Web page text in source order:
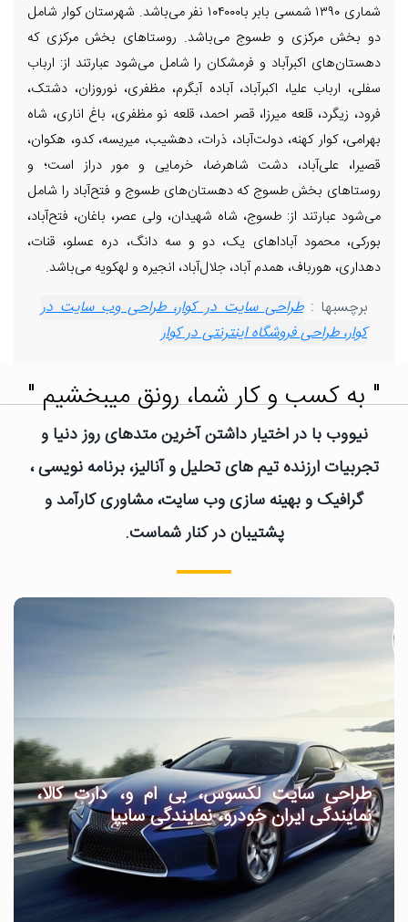
شماری ۱۳۹۰ شمسی بابر با۱۰۴۰۰۰ نفر می‌باشد. شهرستان کوار شامل
دو بخش مرکزی و طسوج می‌باشد. روستاهای بخش مرکزی که
دهستان‌های اکبرآباد و فرمشکان را شامل می‌شود عبارتند از: ارباب
سفلی، ارباب علیا، اکبرآباد، آباده آبگرم، مظفری، نوروزان، دشتک،
فرود، زیگرد، قلعه میرزا، قصر احمد، قلعه نو مظفری، باغ اناری، شاه
بهرامی، کوار کهنه، دولت‌آباد، ذرات، دهشیب، میریسه، کدو، هکوان،
قصیرا، علی‌آباد، دشت شاهرضا، خرمایی و مور دراز است؛ و
روستاهای بخش طسوج که دهستان‌های طسوج و فتح‌آباد را شامل
می‌شود عبارتند از: طسوج، شاه شهیدان، ولی عصر، باغان، فتح‌آباد،
بورکی، محمود آباداهای یک، دو و سه دانگ، دره عسلو، قنات،
دهداری، هورباف، همدم آباد، جلال‌آباد، انجیره و لهکویه می‌باشد.
برچسبها :طراحی سایت در کوار، طراحی وب سایت در
کوار، طراحی فروشگاه اینترنتی در کوار
" به کسب و کار شما، رونق میبخشیم "
نیووب با در اختیار داشتن آخرین متدهای روز دنیا و
تجربیات ارزنده تیم های تحلیل و آنالیز، برنامه نویسی ،
گرافیک و بهینه سازی وب سایت، مشاوری کارآمد و
پشتیبان در کنار شماست.
طراحی سایت لکسوس، بی ام و، دارت کالا،
نمایندگی ایران خودرو، نمایندگی سایپا